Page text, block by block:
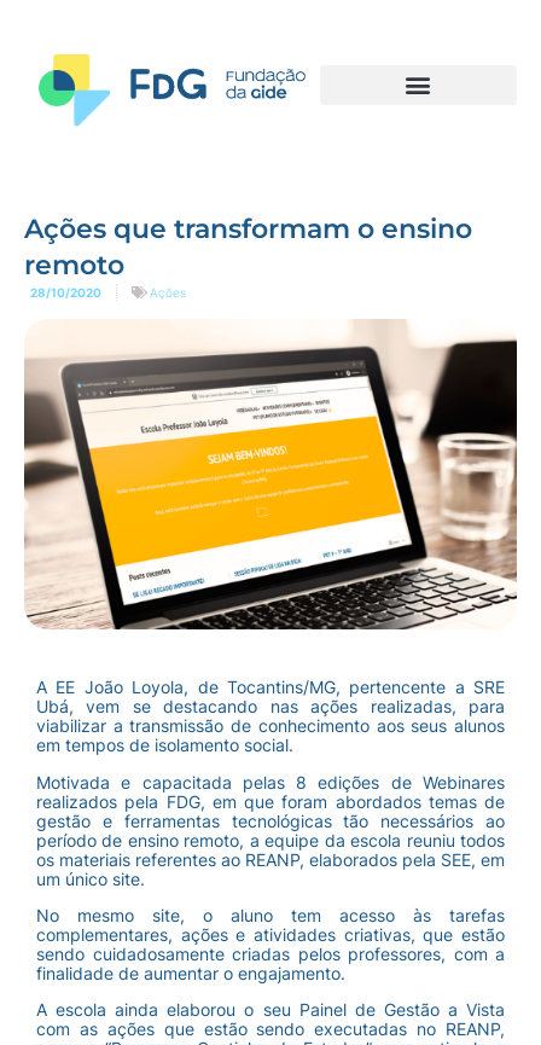
Ações que transformam o ensino
remoto
28/10/2020 Ações
A EE João Loyola, de Tocantins/MG, pertencente a SRE
Ubá, vem se destacando nas ações realizadas, para
viabilizar a transmissão de conhecimento aos seus alunos
em tempos de isolamento social.
Motivada e capacitada pelas 8 edições de Webinares
realizados pela FDG, em que foram abordados temas de
gestão e ferramentas tecnológicas tão necessários ao
período de ensino remoto, a equipe da escola reuniu todos
os materiais referentes ao REANP, elaborados pela SEE, em
um único site.
No mesmo site, o aluno tem acesso às tarefas
complementares, ações e atividades criativas, que estão
sendo cuidadosamente criadas pelos professores, com a
finalidade de aumentar o engajamento.
A escola ainda elaborou o seu Painel de Gestão a Vista
com as ações que estão sendo executadas no REANP,